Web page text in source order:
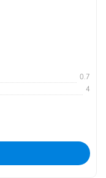
0.7
4